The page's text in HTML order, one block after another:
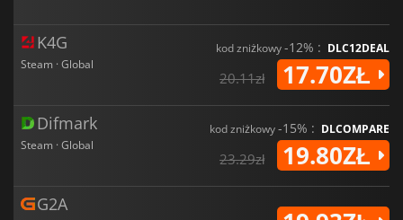
K4G
Steam · Global
kod zniżkowy-12% : DLC12DEAL
20.11zł 17.70ZŁ
Difmark
Steam · Global
kod zniżkowy-15% : DLCOMPARE
23.29zł 19.80ZŁ
G2A